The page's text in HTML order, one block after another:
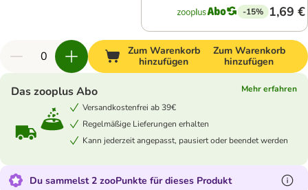
-15% 1,69 €
Zum Warenkorb
hinzufügen
Zum Warenkorb
hinzufügen
Das zooplus Abo
Mehr erfahren
Versandkostenfrei ab 39€
Regelmäßige Lieferungen erhalten
Kann jederzeit angepasst, pausiert oder beendet werden
Du sammelst 2 zooPunkte für dieses Produkt